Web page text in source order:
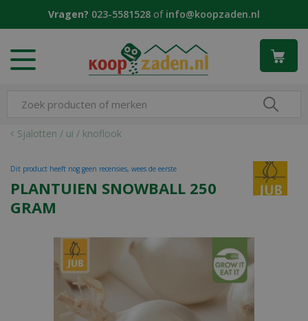
Sjalotten / ui / knoflook
Vragen? 023-5581528 of info@koopzaden.nl
PLANTUIEN SNOWBALL 250
GRAM
Dit product heeft nog geen recensies, wees de eerste